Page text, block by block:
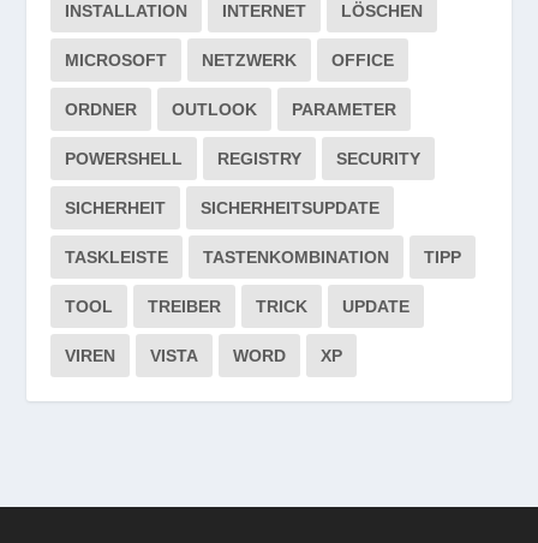
INSTALLATION INTERNET LÖSCHEN
MICROSOFT NETZWERK OFFICE
ORDNER OUTLOOK PARAMETER
POWERSHELL REGISTRY SECURITY
SICHERHEIT SICHERHEITSUPDATE
TASKLEISTE TASTENKOMBINATION TIPP
TOOL TREIBER TRICK UPDATE
VIREN VISTA WORD XP